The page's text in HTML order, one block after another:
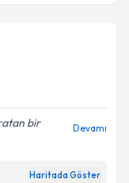
bir
Devamı
Haritada Göster